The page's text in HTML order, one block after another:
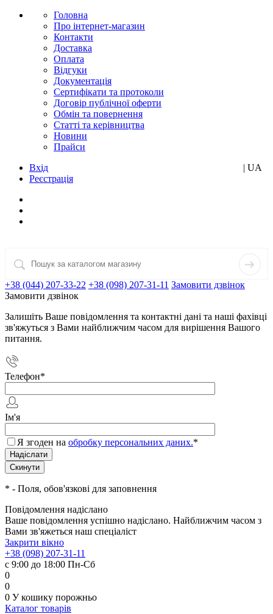
Головна
Про інтернет-магазин
Контакти
Доставка
Оплата
Відгуки
Документація
Сертифікати та протоколи
Договір публічної оферти
Обмін та повернення
Статті та керівництва
Новини
Прайси
| UA
Вхід
Реєстрація
+38 (044) 207-33-22 +38 (098) 207-31-11 Замовити дзвінок
Замовити дзвінок
Залишіть Ваше повідомлення та контактні дані та наші фахівці
зв'яжуться з Вами найближчим часом для вирішення Вашого
питання.
Телефон*
Ім'я
Я згоден на обробку персональних даних.*
* - Поля, обов'язкові для заповнення
Повідомлення надіслано
Ваше повідомлення успішно надіслано. Найближчим часом з
Вами зв'яжеться наш спеціаліст
Закрити вікно
+38 (098) 207-31-11
с 9:00 до 18:00 Пн-Сб
0
0
0 У кошику порожньо
Каталог товарів